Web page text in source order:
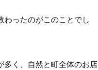
わったのがこのことでし
多く、自然と町全体のお店